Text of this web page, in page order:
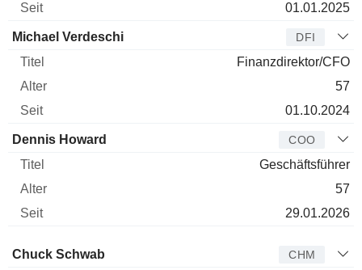
01.01.2025
Michael Verdeschi DFI
Finanzdirektor/CFO
57
01.10.2024
Dennis Howard COO
Geschäftsführer
57
29.01.2026
Verwaltungsratsmitglied
Chuck Schwab CHM